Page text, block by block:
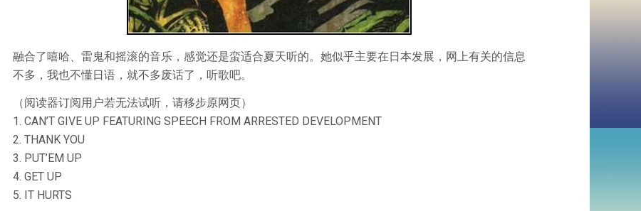
融合了嘻哈、雷鬼和摇滚的音乐，感觉还是蛮适合夏天听的。她似乎主要在日本发展，网上有关的信息
不多，我也不懂日语，就不多废话了，听歌吧。
（阅读器订阅用户若无法试听，请移步原网页）
1. CAN’T GIVE UP FEATURING SPEECH FROM ARRESTED DEVELOPMENT
2. THANK YOU
3. PUT’EM UP
4. GET UP
5. IT HURTS